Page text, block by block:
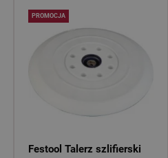
PROMOCJA
Festool Talerz szlifierski